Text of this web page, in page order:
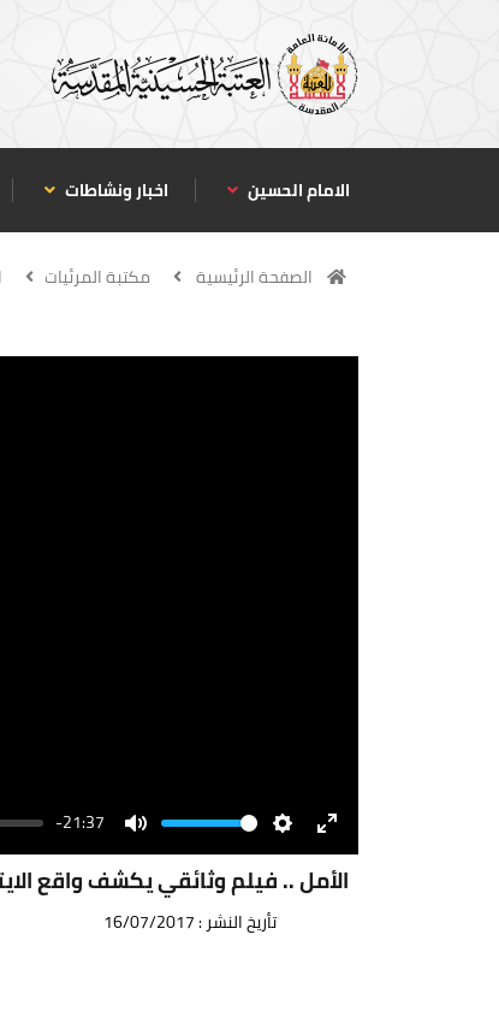
الامام الحسين اخبار ونشاطات
الصفحة الرئيسية مكتبة المرئيات
-21:37
Mute
Volume
SettingsEnter
fullscreenالأمل .. فيلم وثائقي يكشف واقع
تأريخ النشر : 16/07/2017